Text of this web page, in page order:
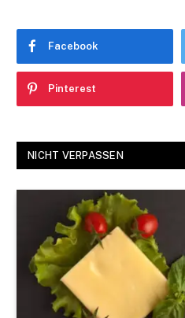
Facebook
Pinterest
NICHT VERPASSEN